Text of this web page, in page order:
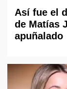
Así fue el
de Matías
apuñalado